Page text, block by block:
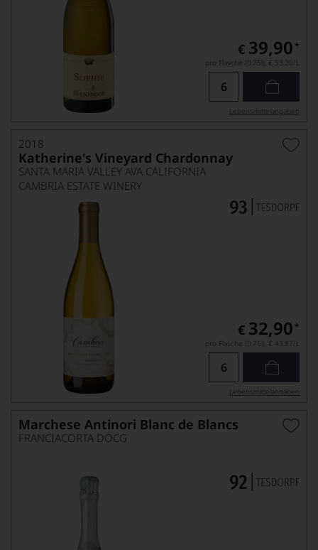
€ 39,90 *
pro Flasche (0.75l), € 53,20/L
Lebensmittel­angaben
2018
Katherine's Vineyard Chardonnay
SANTA MARIA VALLEY AVA CALIFORNIA
CAMBRIA ESTATE WINERY
€ 32,90 *
pro Flasche (0.75l), € 43,87/L
Lebensmittel­angaben
Marchese Antinori Blanc de Blancs
FRANCIACORTA DOCG